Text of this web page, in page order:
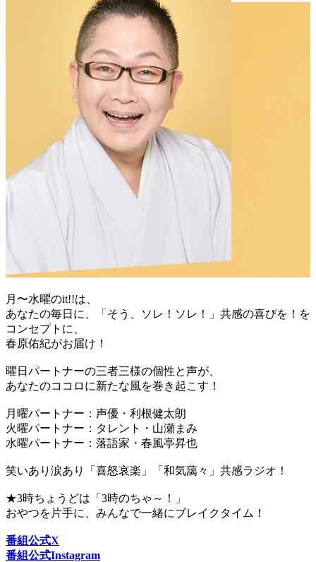
月〜水曜のit!!は、
あなたの毎日に、「そう、ソレ！ソレ！」共感の喜びを！を
コンセプトに、
春原佑紀がお届け！
曜日パートナーの三者三様の個性と声が、
あなたのココロに新たな風を巻き起こす！
月曜パートナー：声優・利根健太朗
火曜パートナー：タレント・山瀬まみ
水曜パートナー：落語家・春風亭昇也
笑いあり涙あり「喜怒哀楽」「和気藹々」共感ラジオ！
★3時ちょうどは「3時のちゃ～！」
おやつを片手に、みんなで一緒にブレイクタイム！
番組公式X
番組公式Instagram